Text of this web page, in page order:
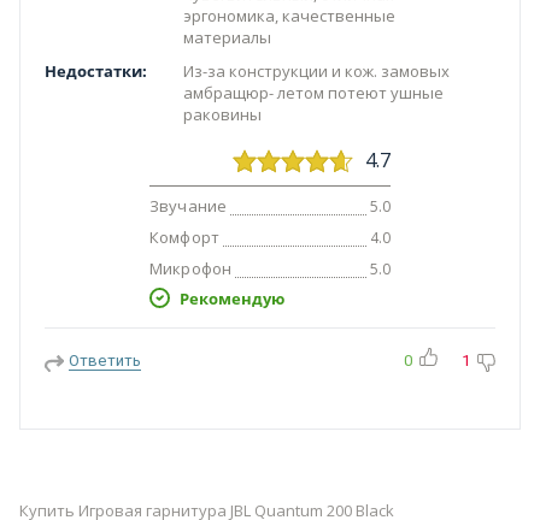
эргономика, качественные
материалы
Недостатки:
Из-за конструкции и кож. замовых
амбращюр- летом потеют ушные
раковины
4.7
Звучание 5.0
Комфорт 4.0
Микрофон 5.0
Рекомендую
Ответить 0 1
Купить Игровая гарнитура JBL Quantum 200 Black